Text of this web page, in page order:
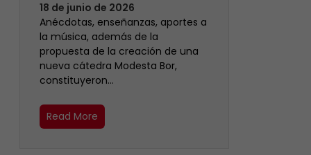
18 de junio de 2026
Anécdotas, enseñanzas, aportes a
la música, además de la
propuesta de la creación de una
nueva cátedra Modesta Bor,
constituyeron…
Read More